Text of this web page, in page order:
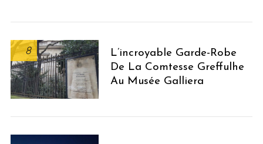
8
L’incroyable Garde-Robe
De La Comtesse Greffulhe
Au Musée Galliera